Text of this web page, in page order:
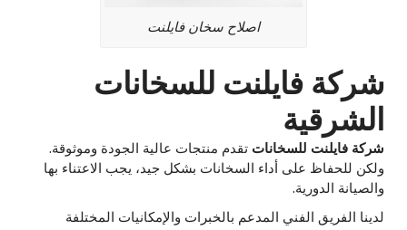
اصلاح سخان فايلنت
شركة فايلنت للسخانات
الشرقية
شركة فايلنت للسخانات تقدم منتجات عالية الجودة وموثوقة.
ولكن للحفاظ على أداء السخانات بشكل جيد، يجب الاعتناء بها
والصيانة الدورية.
لدينا الفريق الفني المدعم بالخبرات والإمكانيات المختلفة